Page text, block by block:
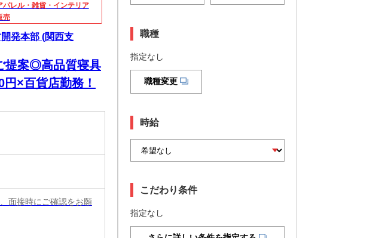
パレル・雑貨・インテリア
売
発本部 (関西支
提案◎高品質寝具
×百貨店勤務！
面接時にご確認をお願
職種
指定なし
職種変更
時給
こだわり条件
指定なし